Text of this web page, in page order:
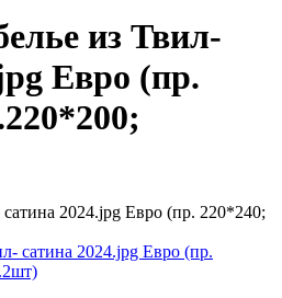
из Твил-
Евро (пр.
2024.jpg Евро (пр. 220*240;